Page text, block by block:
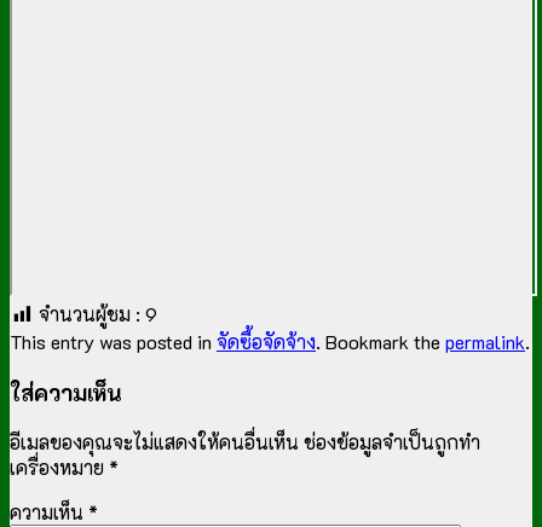
จำนวนผู้ชม : 9
This entry was posted in จัดซื้อจัดจ้าง. Bookmark the permalink.
ใส่ความเห็น
อีเมลของคุณจะไม่แสดงให้คนอื่นเห็น ช่องข้อมูลจำเป็นถูกทำ
เครื่องหมาย *
ความเห็น *